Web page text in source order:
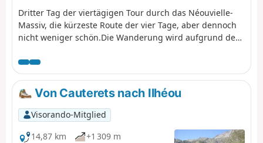
Dritter Tag der viertägigen Tour durch das Néouvielle-
Massiv, die kürzeste Route der vier Tage, aber dennoch
nicht weniger schön.Die Wanderung wird aufgrund des
eingestuft. Siehe Varianten, wenn Sie den Gipfel
umgehen oder ihn in der anderen Richtung (weniger
kompliziert) besteigen möchten.
Von Cauterets nach Ilhéou
Visorando-Mitglied
14,87 km
+1 309 m